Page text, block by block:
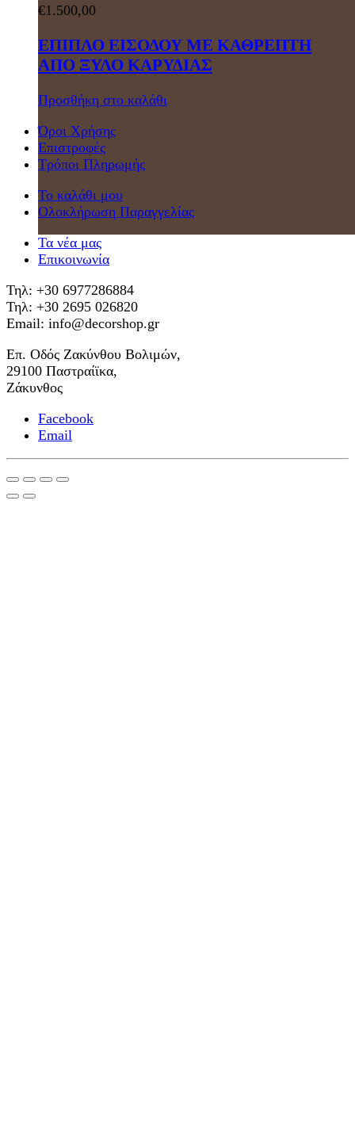
€1.500,00
ΕΠΙΠΛΟ ΕΙΣΟΔΟΥ ΜΕ ΚΑΘΡΕΠΤΗ
ΑΠΟ ΞΥΛΟ ΚΑΡΥΔΙΑΣ
Προσθήκη στο καλάθι
Όροι Χρήσης
Επιστροφές
Τρόποι Πληρωμής
Το καλάθι μου
Ολοκλήρωση Παραγγελίας
Τα νέα μας
Επικοινωνία
Τηλ: +30 6977286884
Τηλ: +30 2695 026820
Email: info@decorshop.gr
Επ. Οδός Ζακύνθου Βολιμών,
29100 Παστραίϊκα,
Ζάκυνθος
Facebook
Email